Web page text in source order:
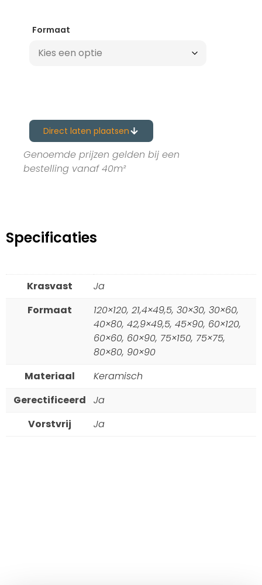
Formaat
Direct laten plaatsen
Genoemde prijzen gelden bij een
bestelling vanaf 40m²
Specificaties
Krasvast
Ja
Formaat
120×120, 21,4×49,5, 30×30, 30×60,
40×80, 42,9×49,5, 45×90, 60×120,
60×60, 60×90, 75×150, 75×75,
80×80, 90×90
Materiaal
Keramisch
Gerectificeerd
Ja
Vorstvrij
Ja